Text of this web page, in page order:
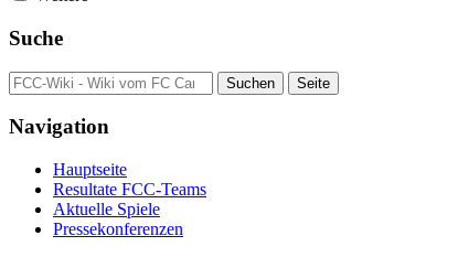
Suche
Navigation
Hauptseite
Resultate FCC-Teams
Aktuelle Spiele
Pressekonferenzen